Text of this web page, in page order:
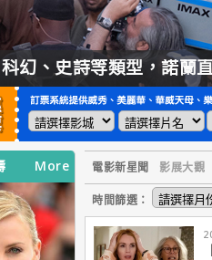
幻、史詩等類型，諾蘭
More 電影新星聞 影展大觀
時間篩選：